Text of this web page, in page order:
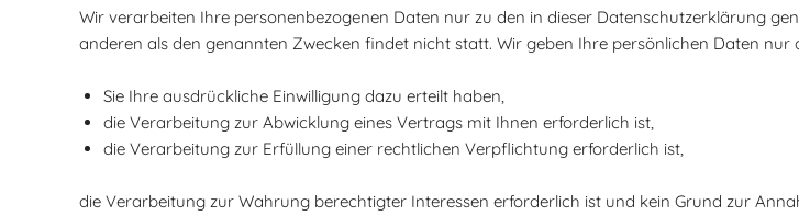
Wir verarbeiten Ihre personenbezogenen Daten nur zu den in dieser Datenschutzerklärung
anderen als den genannten Zwecken findet nicht statt. Wir geben Ihre persönlichen Daten nur
Sie Ihre ausdrückliche Einwilligung dazu erteilt haben,
die Verarbeitung zur Abwicklung eines Vertrags mit Ihnen erforderlich ist,
die Verarbeitung zur Erfüllung einer rechtlichen Verpflichtung erforderlich ist,
die Verarbeitung zur Wahrung berechtigter Interessen erforderlich ist und kein Grund zur